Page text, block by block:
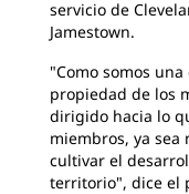
servicio de
Jamestown.
"Como somos
propiedad de los
dirigido hacia lo
miembros, ya sea
cultivar el
territorio", dice el